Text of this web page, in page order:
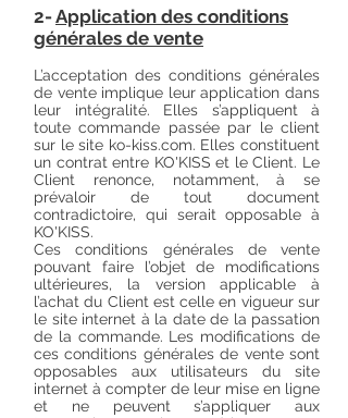
2-Application des conditions
générales de vente
L’acceptation des conditions générales
de vente implique leur application dans
leur intégralité. Elles s’appliquent à
toute commande passée par le client
sur le site ko-kiss.com. Elles constituent
un contrat entre KO'KISS et le Client. Le
Client renonce, notamment, à se
prévaloir de tout document
contradictoire, qui serait opposable à
KO'KISS.
Ces conditions générales de vente
pouvant faire l’objet de modifications
ultérieures, la version applicable à
l’achat du Client est celle en vigueur sur
le site internet à la date de la passation
de la commande. Les modifications de
ces conditions générales de vente sont
opposables aux utilisateurs du site
internet à compter de leur mise en ligne
et ne peuvent s’appliquer aux